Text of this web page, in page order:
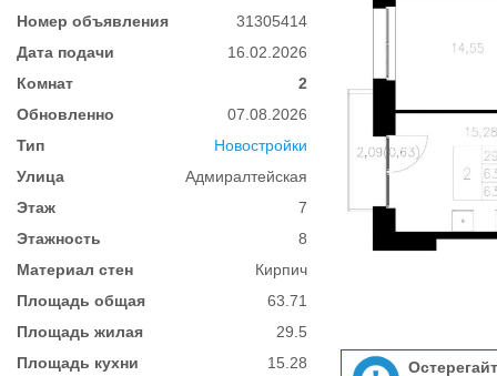
Номер объявления
31305414
Дата подачи
16.02.2026
Комнат
2
Обновленно
07.08.2026
Тип
Новостройки
Улица
Адмиралтейская
Этаж
7
Этажность
8
Материал стен
Кирпич
Площадь общая
63.71
Площадь жилая
29.5
Площадь кухни
15.28